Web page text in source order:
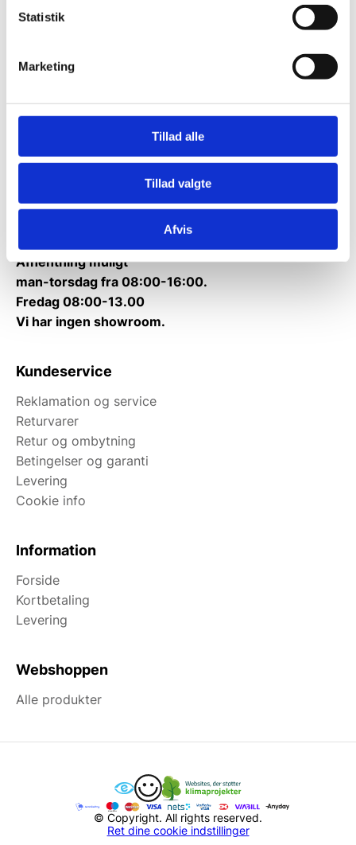
Statistik
Marketing
Tillad alle
Tillad valgte
Afvis
Gastrobutikken.dk
Rømersvej 33
CVR: 38952986
Kontakt@gastrobutikken.dk
Mandag til torsdag: 10:00 – 14:00.
Afhentning muligt
man-torsdag fra 08:00-16:00.
Fredag 08:00-13.00
Vi har ingen showroom.
Kundeservice
Reklamation og service
Returvarer
Retur og ombytning
Betingelser og garanti
Levering
Cookie info
Information
Forside
Kortbetaling
Levering
Webshoppen
Alle produkter
© Copyright. All rights reserved.
Ret dine cookie indstillinger